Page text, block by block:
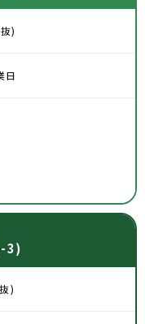
)
日
3)
)